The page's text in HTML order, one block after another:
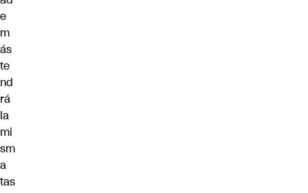
e
m
ás
te
nd
rá
la
mi
sm
a
tas